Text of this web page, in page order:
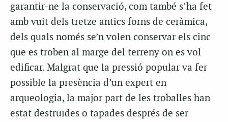
garantir-ne la conservació, com també s’ha fet
amb vuit dels tretze antics forns de ceràmica,
dels quals només se’n volen conservar els cinc
que es troben al marge del terreny on es vol
edificar. Malgrat que la pressió popular va fer
possible la presència d’un expert en
arqueologia, la major part de les troballes han
estat destruïdes o tapades després de ser